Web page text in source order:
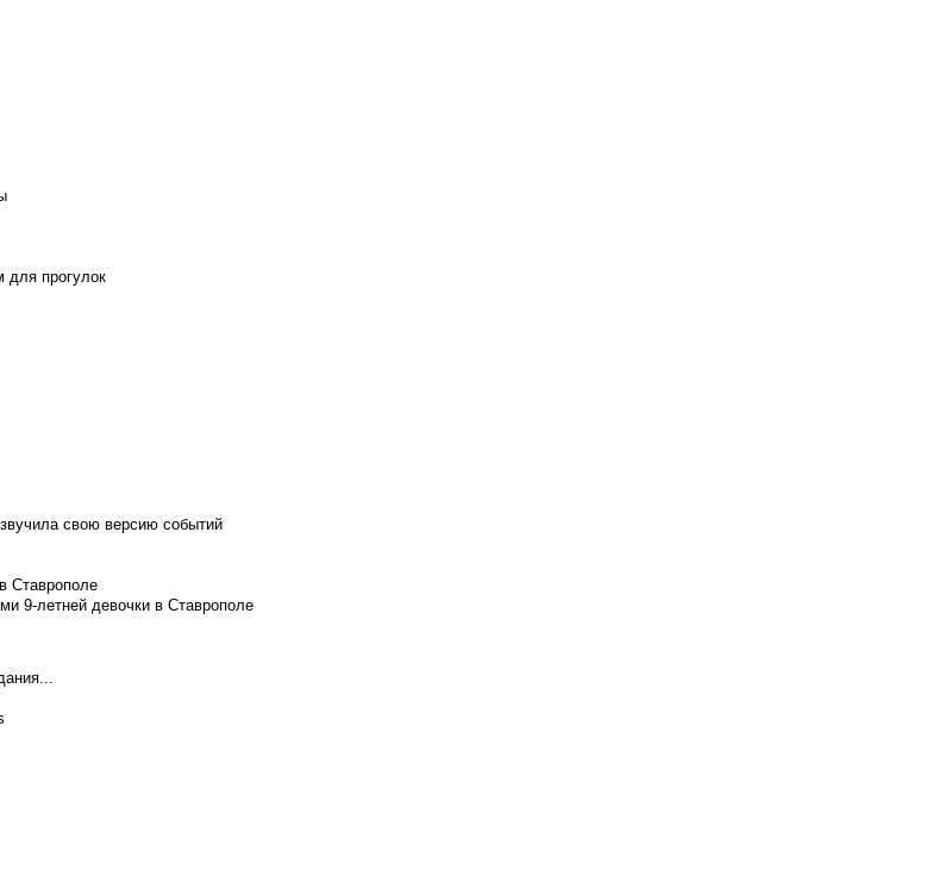
для прогулок
свою версию событий
Ставрополе
9-летней девочки в Ставрополе